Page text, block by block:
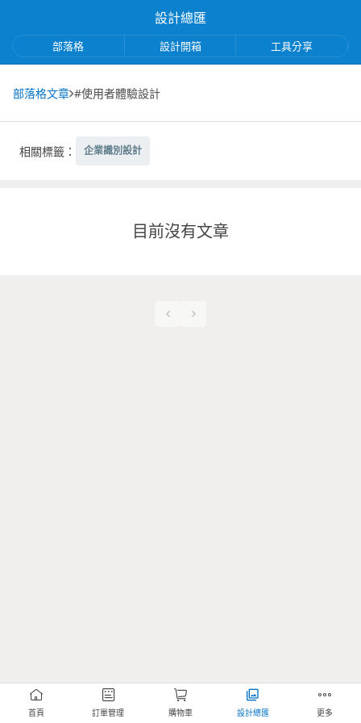
設計總匯
部落格 設計開箱 工具分享
部落格文章 #使用者體驗設計
相關標籤： 企業識別設計
目前沒有文章
首頁 訂單管理 購物車 設計總匯 更多